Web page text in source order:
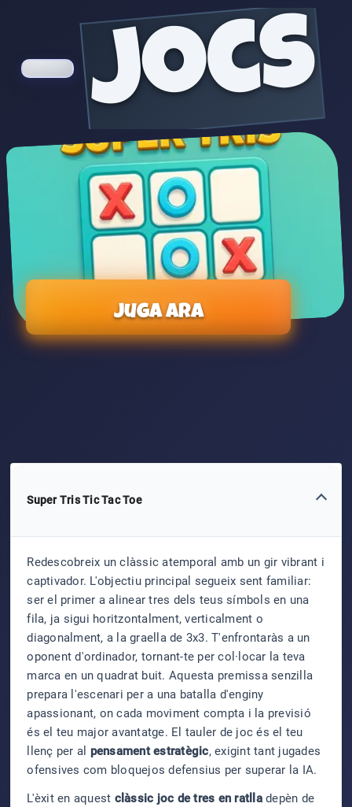
jocs
Juga ara
Super Tris Tic Tac Toe
Redescobreix un clàssic atemporal amb un gir vibrant i
captivador. L'objectiu principal segueix sent familiar:
ser el primer a alinear tres dels teus símbols en una
fila, ja sigui horitzontalment, verticalment o
diagonalment, a la graella de 3x3. T'enfrontaràs a un
oponent d'ordinador, tornant-te per col·locar la teva
marca en un quadrat buit. Aquesta premissa senzilla
prepara l'escenari per a una batalla d'enginy
apassionant, on cada moviment compta i la previsió
és el teu major avantatge. El tauler de joc és el teu
llenç per al pensament estratègic, exigint tant jugades
ofensives com bloquejos defensius per superar la IA.
L'èxit en aquest clàssic joc de tres en ratlladepèn de